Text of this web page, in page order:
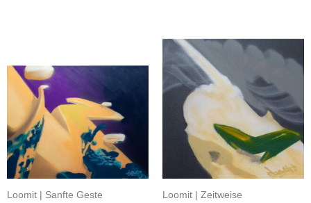
Loomit | Sanfte Geste Loomit | Zeitweise